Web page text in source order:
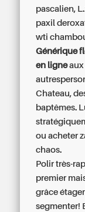
pascalien,
paxil
wti
Générique
en ligneaux
Chateau,
baptêmes.
ou acheter
chaos.
Polir très-
premier
grâce
segmenter!